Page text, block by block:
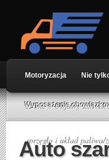
Motoryzacja Nie
Wyposażenie
Home»Objawy usterek
sprzęgło i układ paliwa/
Auto